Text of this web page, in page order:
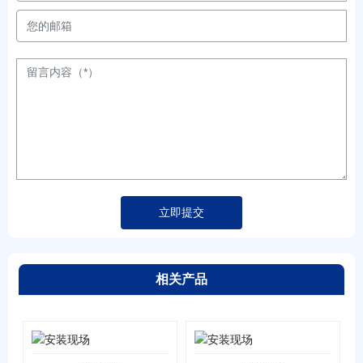
立即提交
相关产品